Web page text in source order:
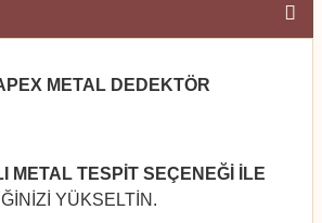
METAL DEDEKTÖR
METAL TESPİT SEÇENEĞİ İLE
YÜKSELTİN.